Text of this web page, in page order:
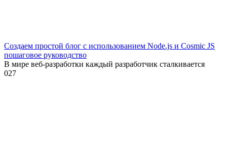
Создаем простой блог с использованием Node.js и Cosmic JS
пошаговое руководство
В мире веб-разработки каждый разработчик сталкивается
027